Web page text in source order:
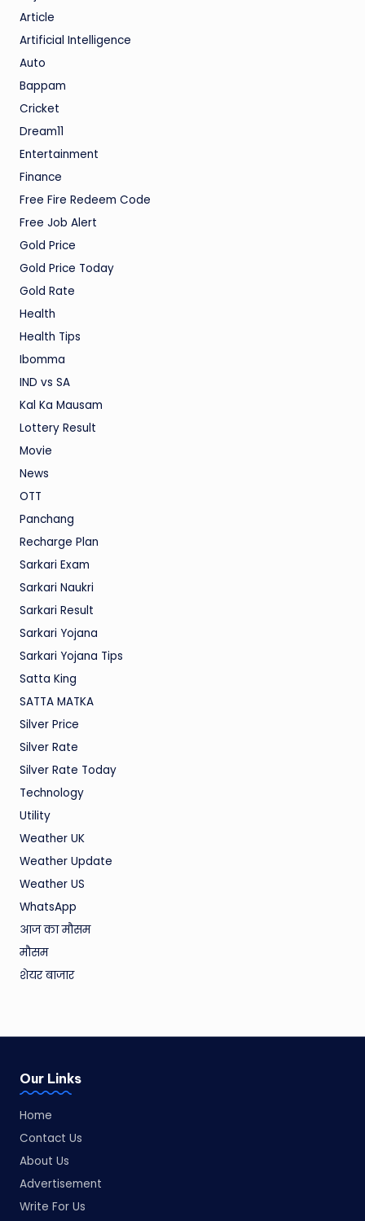
Article
Artificial Intelligence
Auto
Bappam
Cricket
Dream11
Entertainment
Finance
Free Fire Redeem Code
Free Job Alert
Gold Price
Gold Price Today
Gold Rate
Health
Health Tips
Ibomma
IND vs SA
Kal Ka Mausam
Lottery Result
Movie
News
OTT
Panchang
Recharge Plan
Sarkari Exam
Sarkari Naukri
Sarkari Result
Sarkari Yojana
Sarkari Yojana Tips
Satta King
SATTA MATKA
Silver Price
Silver Rate
Silver Rate Today
Technology
Utility
Weather UK
Weather Update
Weather US
WhatsApp
आज का मौसम
मौसम
शेयर बाजार
Our Links
Home
Contact Us
About Us
Advertisement
Write For Us